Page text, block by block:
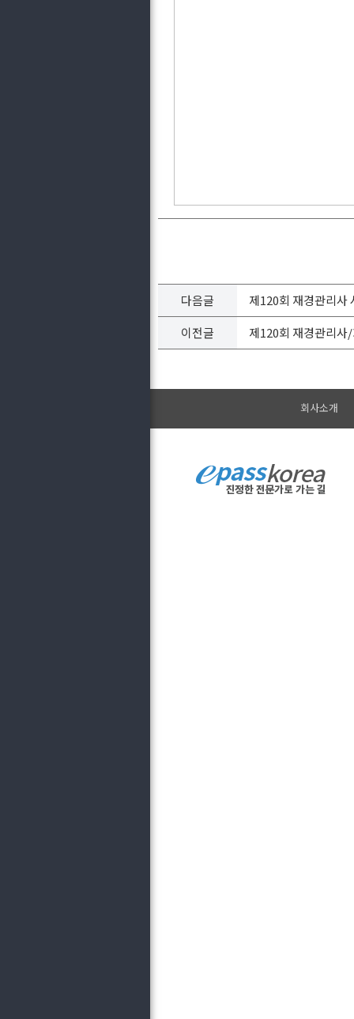
다음글
제120회 재경관리사
이전글
제120회 재경관리사
회사소개